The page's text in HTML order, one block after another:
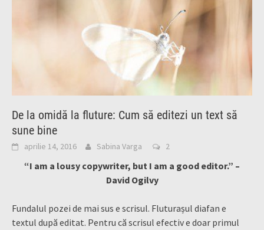
De la omidă la fluture: Cum să editezi un text să
sune bine
aprilie 14, 2016 Sabina Varga 2
“I am a lousy copywriter, but I am a good editor.” –
David Ogilvy
Fundalul pozei de mai sus e scrisul. Fluturașul diafan e
textul după editat. Pentru că scrisul efectiv e doar primul